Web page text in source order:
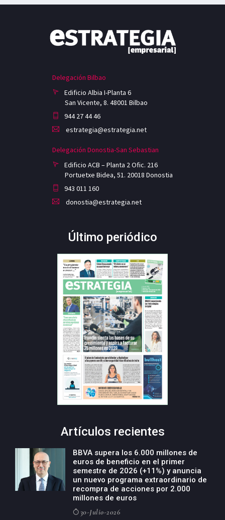
Delegación Bilbao
Edificio Albia I-Planta 6
San Vicente, 8. 48001 Bilbao
944 27 44 46
estrategia@estrategia.net
Delegación Donostia-San Sebastian
Edificio ACB – Planta 2 Ofic. 216
Portuetxe Bidea, 51. 20018 Donostia
943 011 160
donostia@estrategia.net
Último periódico
Artículos recientes
BBVA supera los 6.000 millones de
euros de beneficio en el primer
semestre de 2026 (+11%) y anuncia
un nuevo programa extraordinario de
recompra de acciones por 2.000
millones de euros
30-Julio-2026